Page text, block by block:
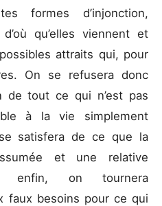
formes d’injonction,
qu’elles viennent et
attraits qui, pour
On se refusera donc
de tout ce qui n’est pas
à la vie simplement
satisfera de ce que la
et une relative
enfin, on tournera
faux besoins pour ce qui